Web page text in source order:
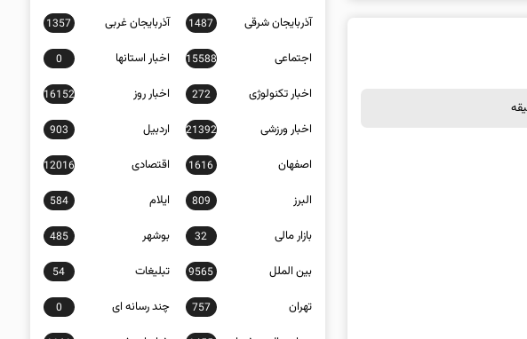
آذربایجان شرقی 1487 آذربایجان غربی 1357
اجتماعی 15588 اخبار استانها 0
اخبار تکنولوژی 272 اخبار روز 16152
اخبار ورزشی 21392 اردبیل 903
اصفهان 1616 اقتصادی 12016
البرز 809 ایلام 584
بازار مالی 32 بوشهر 485
بین الملل 9565 تبلیغات 54
تهران 757 چند رسانه ای 0